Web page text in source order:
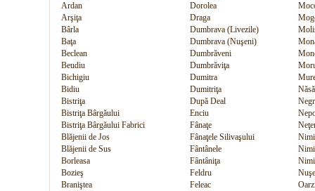
Ardan
Dorolea
Arşiţa
Draga
Bârla
Dumbrava (Livezile)
Baţa
Dumbrava (Nuşeni)
Beclean
Dumbrăveni
Beudiu
Dumbrăviţa
Bichigiu
Dumitra
Bidiu
Dumitriţa
Bistriţa
După Deal
Bistriţa Bârgăului
Enciu
Bistriţa Bârgăului Fabrici
Fânaţe
Blăjenii de Jos
Fânaţele Silivaşului
Blăjenii de Sus
Fântânele
Borleasa
Fântâniţa
Bozieş
Feldru
Braniştea
Feleac